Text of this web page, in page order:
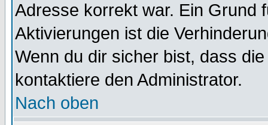
Adresse korrekt war. Ein Grund
Aktivierungen ist die
Wenn du dir sicher bist, dass
kontaktiere den Administrator.
Nach oben